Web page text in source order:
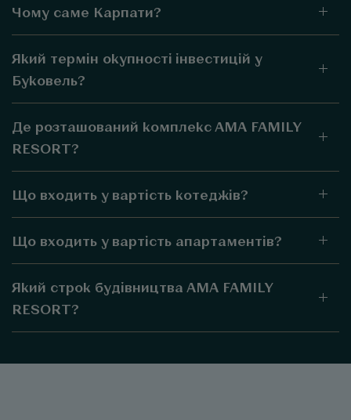
Чому саме Карпати?
Який термін окупності інвестицій у
Буковель?
Де розташований комплекс AMA FAMILY
RESORT?
Що входить у вартість котеджів?
Що входить у вартість апартаментів?
Який строк будівництва AMA FAMILY
RESORT?